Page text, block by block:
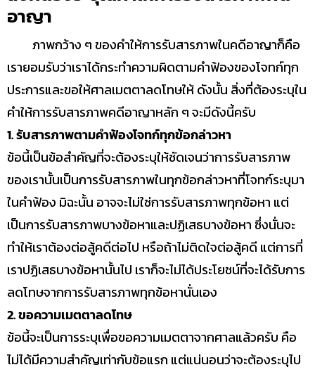
อาญา
ภาพกว้าง ๆ ของคำให้การรับสารภาพในคดีอาญาก็คือ
เรายอมรับว่าเราได้กระทำความผิดตามคำฟ้องของโจทก์ทุก
ประการและขอให้ศาลเมตตาลดโทษให้ ดังนั้น สิ่งที่ต้องระบุใน
คำให้การรับสารภาพคดีอาญาหลัก ๆ จะมีดังนี้ครับ
1. รับสารภาพตามคำฟ้องโจทก์ทุกข้อกล่าวหา
ข้อนี้เป็นข้อสำคัญที่จะต้องระบุให้ชัดเจนว่าการรับสารภาพ
ของเรานั้นเป็นการรับสารภาพในทุกข้อกล่าวหาที่โจทก์ระบุมา
ในคำฟ้อง มิฉะนั้น อาจจะไม่ใช่การรับสารภาพทุกข้อหา แต่
เป็นการรับสารภาพบางข้อหาและปฏิเสธบางข้อหา ซึ่งนั่นจะ
ทำให้เราต้องต่อสู้คดีต่อไป หรือถ้าไม่ติดใจต่อสู้คดี แต่การที่
เราปฏิเสธบางข้อหานั้นไป เราก็จะไม่ได้ประโยชน์ที่จะได้รับการ
ลดโทษจากการรับสารภาพทุกข้อหานั่นเอง
2. ขอความเมตตาลดโทษ
ข้อนี้จะเป็นการระบุเพื่อขอความเมตตาจากศาลแล้วครับ คือ
ไม่ได้มีความสำคัญเท่ากับข้อแรก แต่แน่นอนว่าจะต้องระบุไป